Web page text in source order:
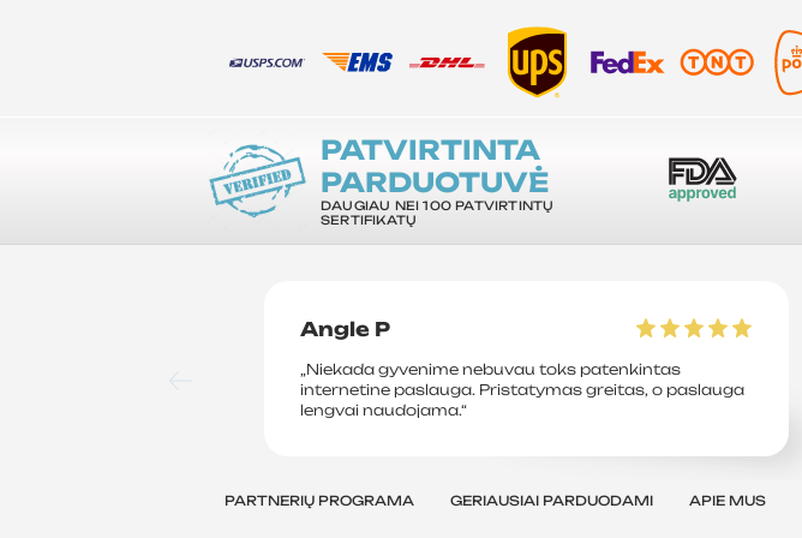
PATVIRTINTA
PARDUOTUVĖ
DAUGIAU NEI 100 PATVIRTINTŲ
SERTIFIKATŲ
Angle P
„Niekada gyvenime nebuvau toks patenkintas
internetine paslauga. Pristatymas greitas, o paslauga
lengvai naudojama.“
PARTNERIŲ PROGRAMA GERIAUSIAI PARDUODAMI APIE MUS